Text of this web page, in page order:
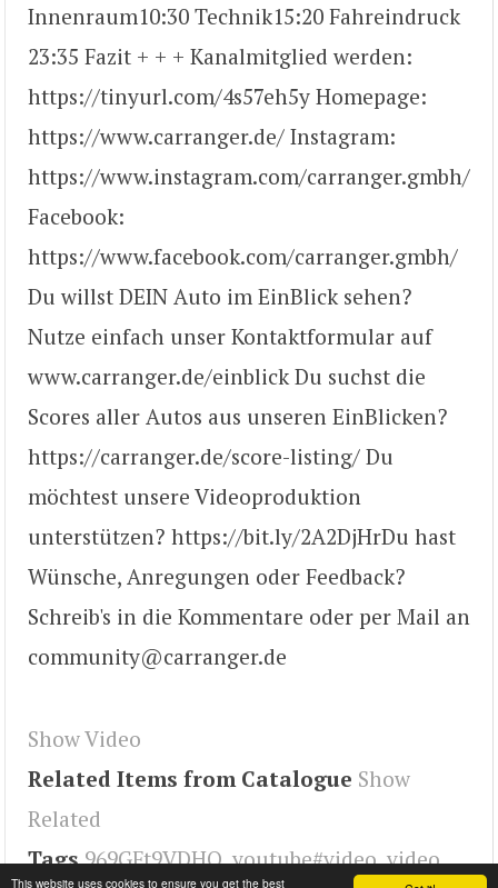
This website uses cookies to ensure you get the best
Innenraum ​10:30 Technik ​15:20 Fahreindruck ​
23:35 Fazit + + + Kanalmitglied werden:
https://tinyurl.com/4s57eh5y Homepage:
https://www.carranger.de​/ Instagram:
https://www.instagram.com/carranger.gmbh/
Facebook:
https://www.facebook.com/carranger.gmbh/​
Du willst DEIN Auto im EinBlick sehen?
Nutze einfach unser Kontaktformular auf
www.carranger.de/einblick Du suchst die
Scores aller Autos aus unseren EinBlicken?
https://carranger.de/score-listing/ Du
möchtest unsere Videoproduktion
unterstützen? https://bit.ly/2A2DjHr​ Du hast
Wünsche, Anregungen oder Feedback?
Schreib's in die Kommentare oder per Mail an
community@carranger.de
Show Video
Related Items from Catalogue Show
Related
Tags 969GFt9VDHQ,youtube#video,video